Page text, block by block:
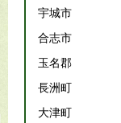
宇城市
合志市
玉名郡
長洲町
大津町